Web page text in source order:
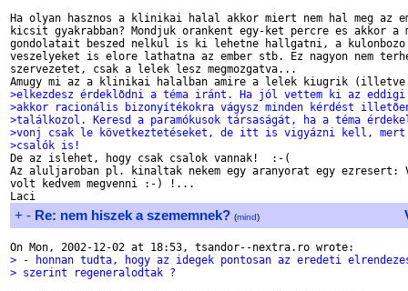
Ha olyan hasznos a klinikai halal akkor miert nem hal meg az
kicsit gyakrabban? Mondjuk orankent egy-ket percre es akkor a
gondolatait beszed nelkul is ki lehetne hallgatni, a kulonbozo
veszelyeket is elore lathatna az ember stb. Ez nagyon nem
szervezetet, csak a lelek lesz megmozgatva...
>elkezdesz érdeklõdni a téma iránt. Ha jól vettem ki az
>akkor racionális bizonyítékokra vágysz minden kérdést
>találkozol. Keresd a paramókusok társaságát, ha a téma
>vonj csak le következtetéseket, de itt is vigyázni kell, mert
>csalók is!
De az islehet, hogy csak csalok vannak!  :-(
Az aluljaroban pl. kinaltak nekem egy aranyorat egy ezresert:
volt kedvem megvenni :-) !...
+ - Re: nem hiszek a szememnek? (mind)
> - honnan tudta, hogy az idegek pontosan az eredeti
> szerint regeneralodtak ?